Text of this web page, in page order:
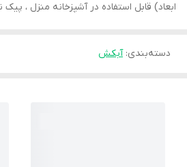
ابعاد) قابل استفاده در آشپزخانه منزل ،
دسته‌بندی:آبکش